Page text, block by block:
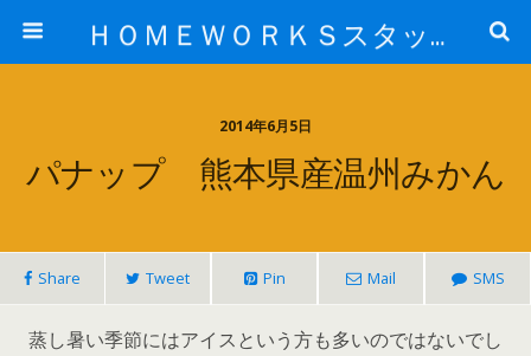
ＨＯＭＥＷＯＲＫＳスタッフ日記ブログ
2014年6月5日
パナップ 熊本県産温州みかん
Share Tweet Pin Mail SMS
蒸し暑い季節にはアイスという方も多いのではないでし